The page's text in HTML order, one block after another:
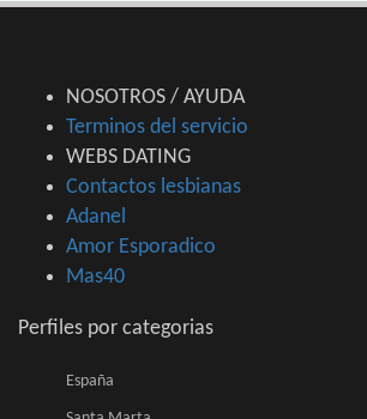
NOSOTROS / AYUDA
Terminos del servicio
WEBS DATING
Contactos lesbianas
Adanel
Amor Esporadico
Mas40
Perfiles por categorias
España